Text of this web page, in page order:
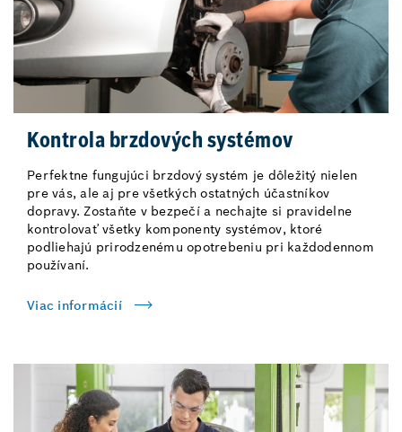
Kontrola brzdových systémov
Perfektne fungujúci brzdový systém je dôležitý nielen
pre vás, ale aj pre všetkých ostatných účastníkov
dopravy. Zostaňte v bezpečí a nechajte si pravidelne
kontrolovať všetky komponenty systémov, ktoré
podliehajú prirodzenému opotrebeniu pri každodennom
používaní.
Viac informácií